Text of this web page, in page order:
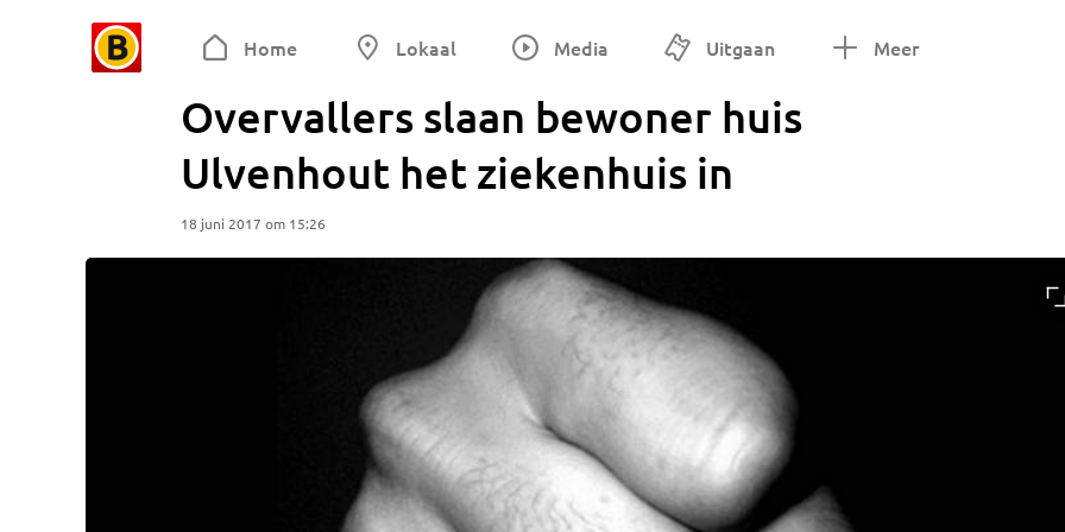
Home Lokaal Media Uitgaan Meer
Overvallers slaan bewoner huis
Ulvenhout het ziekenhuis in
18 juni 2017 om 15:26